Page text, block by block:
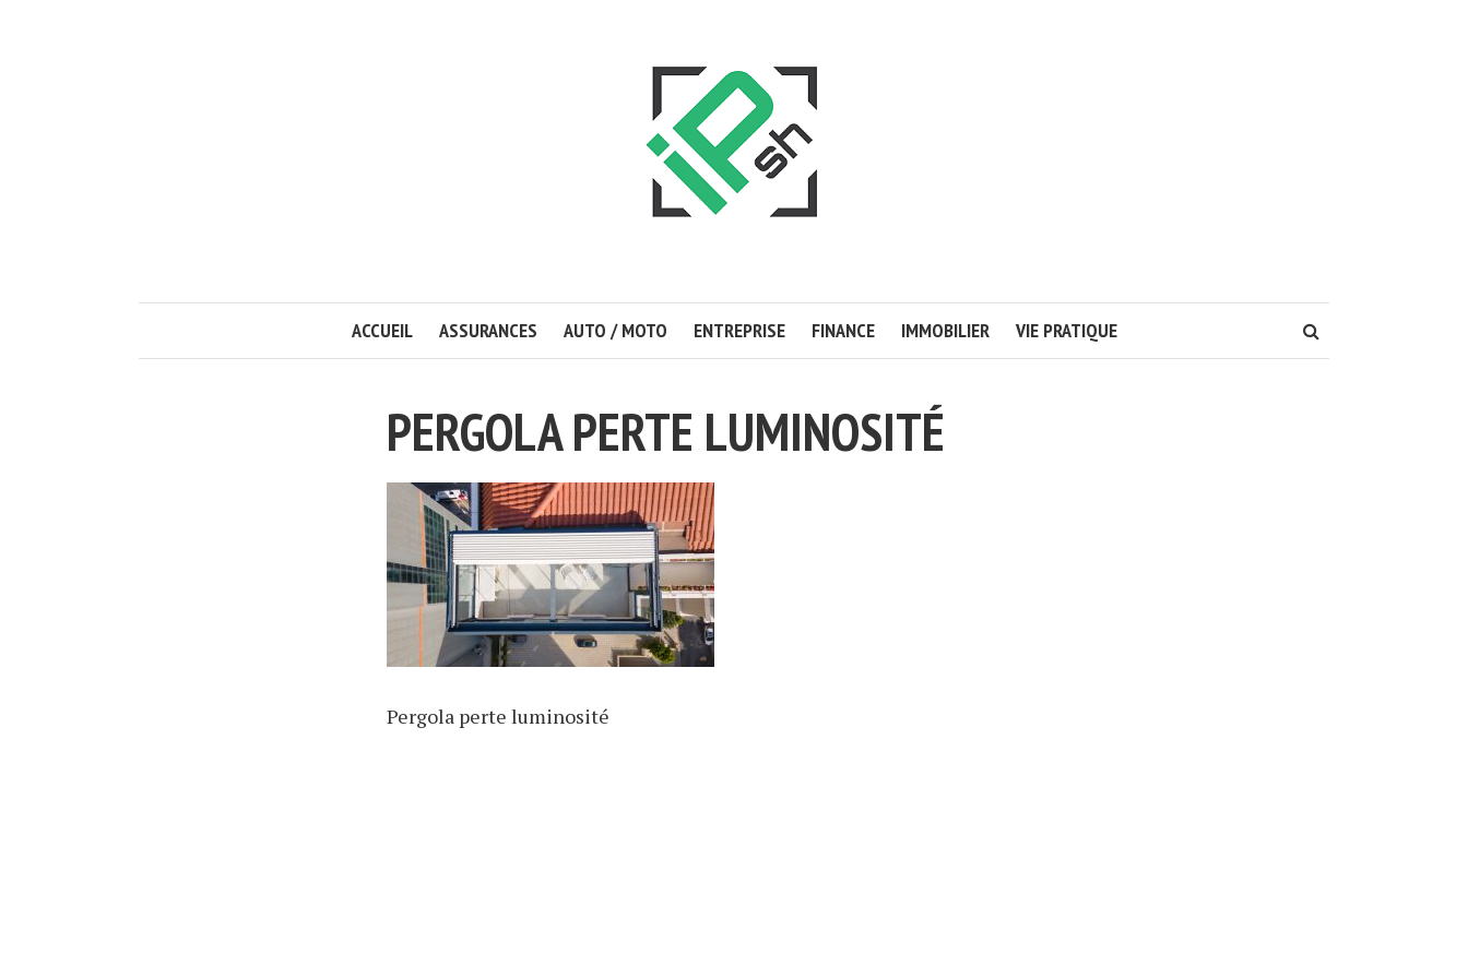
ACCUEIL ASSURANCES AUTO / MOTO ENTREPRISE FINANCE IMMOBILIER VIE PRATIQUE
PERGOLA PERTE LUMINOSITÉ
Pergola perte luminosité